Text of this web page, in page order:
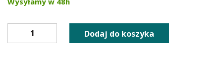
Dodaj do koszyka